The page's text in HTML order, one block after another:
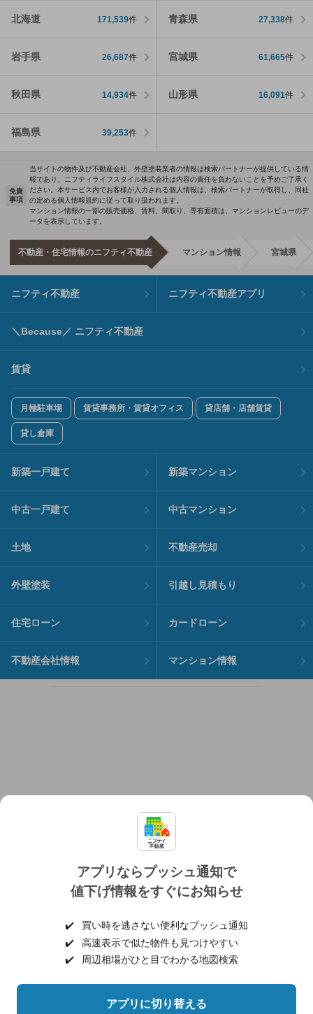
北海道 171,539件 青森県 27,338件
岩手県 26,687件 宮城県 61,665件
秋田県 14,934件 山形県 16,091件
福島県 39,253件
アプリならプッシュ通知で
値下げ情報をすぐにお知らせ
✔️
買い時を逃さない便利なプッシュ通知
✔️
高速表示で似た物件も見つけやすい
✔️
周辺相場がひと目でわかる地図検索
アプリに切り替える
免責
事項
当サイトの物件及び不動産会社、外壁塗装業者の情報は検索パートナーが提供している情
報であり、ニフティライフスタイル株式会社は内容の責任を負わないことを予めご了承く
ださい。本サービス内でお客様が入力される個人情報は、検索パートナーが取得し、同社
の定める個人情報規約に従って取り扱われます。
マンション情報の一部の販売価格、賃料、間取り、専有面積は、マンションレビューのデ
ータを表示しています。
不動産・住宅情報のニフティ不動産 マンション情報 宮城県
ニフティ不動産 ニフティ不動産アプリ
＼Because／ ニフティ不動産
賃貸
月極駐車場 賃貸事務所・賃貸オフィス 貸店舗・店舗賃貸
貸し倉庫
新築一戸建て 新築マンション
中古一戸建て 中古マンション
土地 不動産売却
外壁塗装 引越し見積もり
住宅ローン カードローン
不動産会社情報 マンション情報
個人情報保護ポリシー 利用規約
ヘルプ・お問い合わせ 採用情報